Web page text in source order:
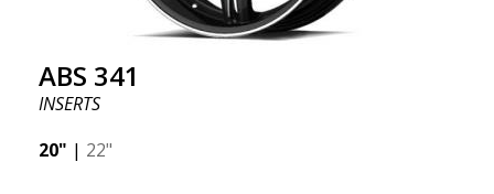
ABS 341
INSERTS
20" | 22"